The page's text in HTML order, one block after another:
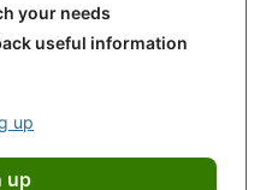
your needs
useful information
up
up